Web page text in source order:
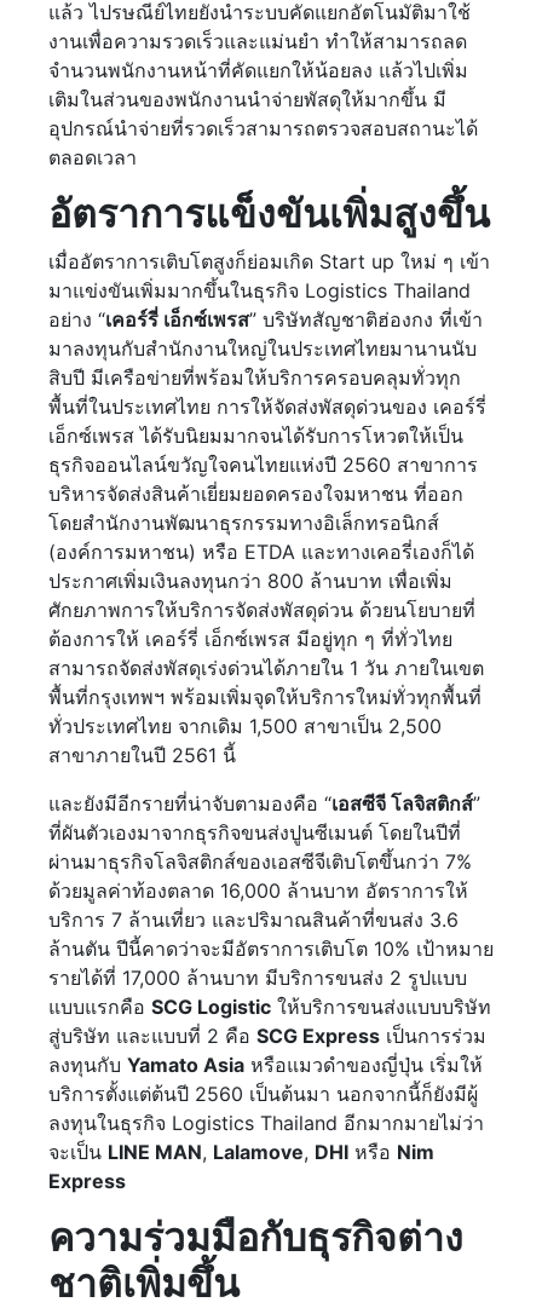
แล้ว ไปรษณีย์ไทยยังนำระบบคัดแยกอัตโนมัติมาใช้
งานเพื่อความรวดเร็วและแม่นยำ ทำให้สามารถลด
จำนวนพนักงานหน้าที่คัดแยกให้น้อยลง แล้วไปเพิ่ม
เติมในส่วนของพนักงานนำจ่ายพัสดุให้มากขึ้น มี
อุปกรณ์นำจ่ายที่รวดเร็วสามารถตรวจสอบสถานะได้
ตลอดเวลา
อัตราการแข็งขันเพิ่มสูงขึ้น
เมื่ออัตราการเติบโตสูงก็ย่อมเกิด Start up ใหม่ ๆ เข้า
มาแข่งขันเพิ่มมากขึ้นในธุรกิจ Logistics Thailand
อย่าง “เคอร์รี่ เอ็กซ์เพรส” บริษัทสัญชาติฮ่องกง ที่เข้า
มาลงทุนกับสำนักงานใหญ่ในประเทศไทยมานานนับ
สิบปี มีเครือข่ายที่พร้อมให้บริการครอบคลุมทั่วทุก
พื้นที่ในประเทศไทย การให้จัดส่งพัสดุด่วนของ เคอร์รี่
เอ็กซ์เพรส ได้รับนิยมมากจนได้รับการโหวตให้เป็น
ธุรกิจออนไลน์ขวัญใจคนไทยแห่งปี 2560 สาขาการ
บริหารจัดส่งสินค้าเยี่ยมยอดครองใจมหาชน ที่ออก
โดยสำนักงานพัฒนาธุรกรรมทางอิเล็กทรอนิกส์
(องค์การมหาชน) หรือ ETDA และทางเคอรี่เองก็ได้
ประกาศเพิ่มเงินลงทุนกว่า 800 ล้านบาท เพื่อเพิ่ม
ศักยภาพการให้บริการจัดส่งพัสดุด่วน ด้วยนโยบายที่
ต้องการให้ เคอร์รี่ เอ็กซ์เพรส มีอยู่ทุก ๆ ที่ทั่วไทย
สามารถจัดส่งพัสดุเร่งด่วนได้ภายใน 1 วัน ภายในเขต
พื้นที่กรุงเทพฯ พร้อมเพิ่มจุดให้บริการใหม่ทั่วทุกพื้นที่
ทั่วประเทศไทย จากเดิม 1,500 สาขาเป็น 2,500
สาขาภายในปี 2561 นี้
และยังมีอีกรายที่น่าจับตามองคือ “เอสซีจี โลจิสติกส์”
ที่ผันตัวเองมาจากธุรกิจขนส่งปูนซีเมนต์ โดยในปีที่
ผ่านมาธุรกิจโลจิสติกส์ของเอสซีจีเติบโตขึ้นกว่า 7%
ด้วยมูลค่าท้องตลาด 16,000 ล้านบาท อัตราการให้
บริการ 7 ล้านเที่ยว และปริมาณสินค้าที่ขนส่ง 3.6
ล้านตัน ปีนี้คาดว่าจะมีอัตราการเติบโต 10% เป้าหมาย
รายได้ที่ 17,000 ล้านบาท มีบริการขนส่ง 2 รูปแบบ
แบบแรกคือ SCG Logistic ให้บริการขนส่งแบบบริษัท
สู่บริษัท และแบบที่ 2 คือ SCG Express เป็นการร่วม
ลงทุนกับ Yamato Asia หรือแมวดำของญี่ปุ่น เริ่มให้
บริการตั้งแต่ต้นปี 2560 เป็นต้นมา นอกจากนี้ก็ยังมีผู้
ลงทุนในธุรกิจ Logistics Thailand อีกมากมายไม่ว่า
จะเป็น LINE MAN, Lalamove, DHI หรือ Nim
Express
ความร่วมมือกับธุรกิจต่าง
ชาติเพิ่มขึ้น